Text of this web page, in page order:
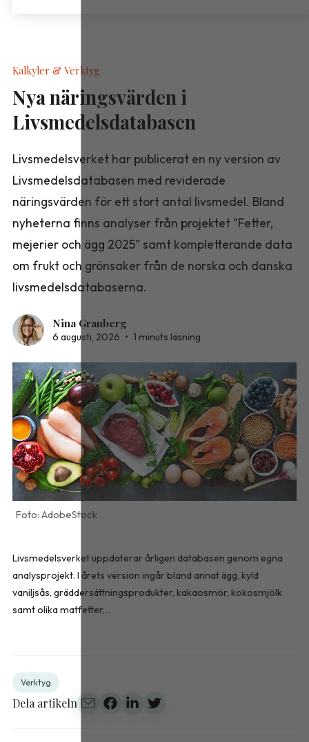
Kalkyler & Verktyg
Nya näringsvärden i
Livsmedelsdatabasen
Livsmedelsverket har publicerat en ny version av
Livsmedelsdatabasen med reviderade
näringsvärden för ett stort antal livsmedel. Bland
nyheterna finns analyser från projektet ”Fetter,
mejerier och ägg 2025” samt kompletterande data
om frukt och grönsaker från de norska och danska
livsmedelsdatabaserna.
Nina Granberg
6 augusti, 2026 • 1 minuts läsning
AdobeStock
Livsmedelsverket uppdaterar årligen databasen genom egna
analysprojekt. I årets version ingår bland annat ägg, kyld
vaniljsås, gräddersättningsprodukter, kakaosmör, kokosmjölk
samt olika matfetter,...
Verktyg
Dela artikeln